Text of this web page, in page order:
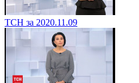
ТСН за 2020.11.09